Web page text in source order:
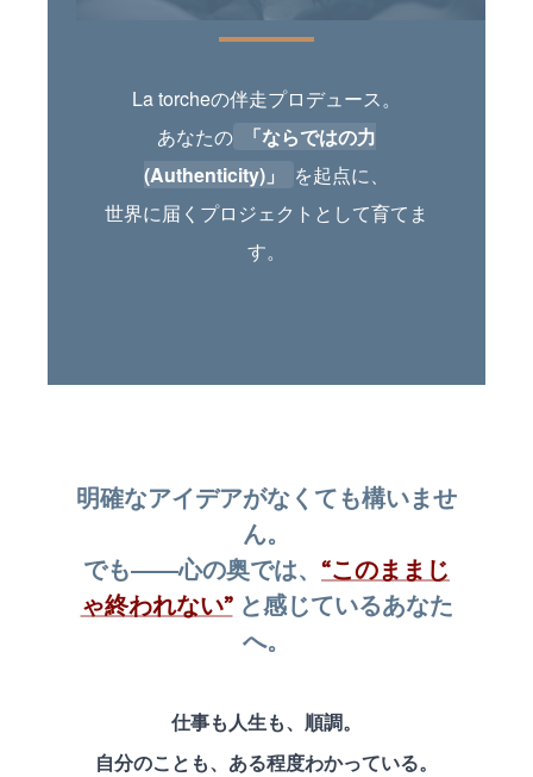
La torcheの伴走プロデュース。
あなたの
「ならではの力
(Authenticity)」
を起点に、
世界に届くプロジェクトとして育てま
す。
明確なアイデアがなくても構いませ
ん。
でも――心の奥では、 “このままじ
ゃ終われない”と感じているあなた
へ。
仕事も人生も、順調。
自分のことも、ある程度わかっている。